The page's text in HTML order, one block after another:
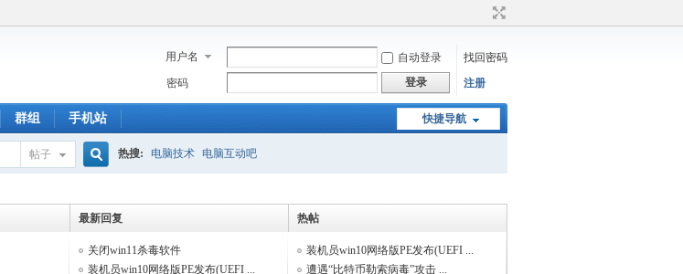
用户名 自动登录
找回密码
密码
登录 注册
快捷导航
群组 手机站
帖子
索
热搜: 电脑技术 电脑互动吧
最新回复
关闭win11杀毒软件
装机员win10网络版PE发布(UEFI ...
热帖
装机员win10网络版PE发布(UEFI ...
遭遇“比特币勒索病毒”攻击 ...